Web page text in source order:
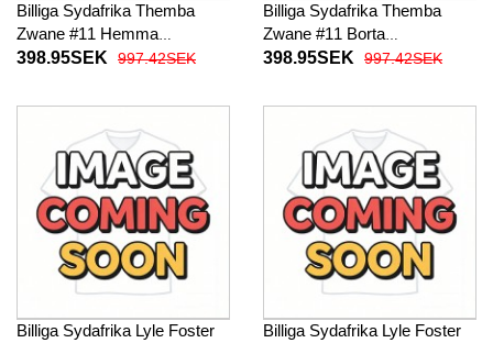
Billiga Sydafrika Themba
Zwane #11 Hemma
fotbollskläder VM 2026
398.95SEK 997.42SEK
Billiga Sydafrika Themba
Zwane #11 Borta
fotbollskläder VM 2026
398.95SEK 997.42SEK
Billiga Sydafrika Lyle Foster
Billiga Sydafrika Lyle Foster